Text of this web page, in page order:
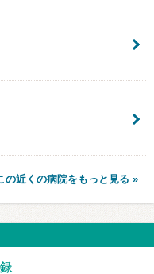
の近くの病院をもっと見る »